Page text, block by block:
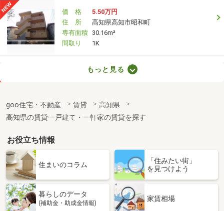
価 格
5.50万円
住 所
高知県高知市昭和町
専有面積 30.16m²
間取り
1K
専有面積
37.5m²
間取り
1LDK
高知県南国市大そね甲
価 格
6.80万円
高知県南国市大そね甲
専有面積 59.63m²
間取り
もっと見る
goo住宅・不動産 賃貸
高知県
高知県の賃貸一戸建て・一軒家の賃貸を探す
お役立ち情報
住まいのコラム
「住みたい街」
を見つけよう
暮らしのデータ
(補助金・助成金情報)
家賃相場